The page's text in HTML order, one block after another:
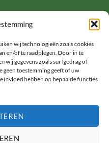
wij technologieën zoals cookies
en/of te raadplegen. Door in te
wij gegevens zoals surfgedrag of
geen toestemming geeft of uw
invloed hebben op bepaalde functies
Rianne